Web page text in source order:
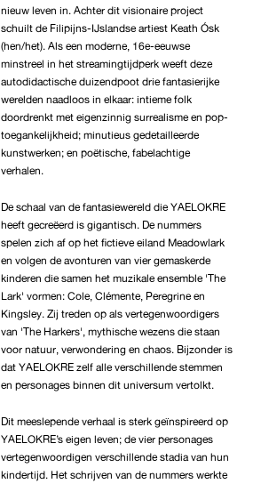
nieuw leven in. Achter dit visionaire project
schuilt de Filipijns-IJslandse artiest Keath Ósk
(hen/het). Als een moderne, 16e-eeuwse
minstreel in het streamingtijdperk weeft deze
autodidactische duizendpoot drie fantasierijke
werelden naadloos in elkaar: intieme folk
doordrenkt met eigenzinnig surrealisme en pop-
toegankelijkheid; minutieus gedetailleerde
kunstwerken; en poëtische, fabelachtige
verhalen.
De schaal van de fantasiewereld die YAELOKRE
heeft gecreëerd is gigantisch. De nummers
spelen zich af op het fictieve eiland Meadowlark
en volgen de avonturen van vier gemaskerde
kinderen die samen het muzikale ensemble 'The
Lark' vormen: Cole, Clémente, Peregrine en
Kingsley. Zij treden op als vertegenwoordigers
van 'The Harkers', mythische wezens die staan
voor natuur, verwondering en chaos. Bijzonder is
dat YAELOKRE zelf alle verschillende stemmen
en personages binnen dit universum vertolkt.
Dit meeslepende verhaal is sterk geïnspireerd op
YAELOKRE’s eigen leven; de vier personages
vertegenwoordigen verschillende stadia van hun
kindertijd. Het schrijven van de nummers werkte